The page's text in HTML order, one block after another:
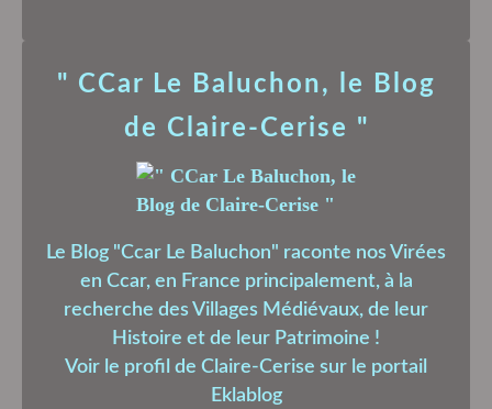
" CCar Le Baluchon, le Blog
de Claire-Cerise "
Le Blog "Ccar Le Baluchon" raconte nos Virées
en Ccar, en France principalement, à la
recherche des Villages Médiévaux, de leur
Histoire et de leur Patrimoine !
Voir le profil de Claire-Cerise sur le portail
Eklablog